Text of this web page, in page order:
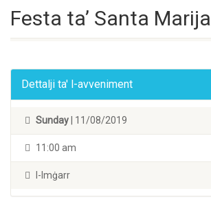
Festa ta’ Santa Marija
Dettalji ta' l-avveniment
Sunday | 11/08/2019
11:00 am
l-Imġarr